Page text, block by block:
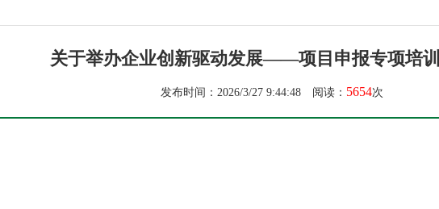
关于举办企业创新驱动发展——项目申报专项培
发布时间：2026/3/27 9:44:48 阅读： 5654次